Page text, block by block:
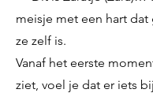
meisje met een hart dat
ze zelf is.
Vanaf het eerste
ziet, voel je dat er iets